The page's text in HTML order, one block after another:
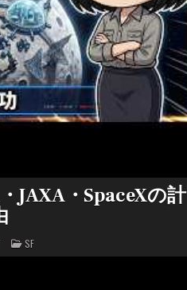
JAXA・SpaceXの計
ON
【2030
POSTED
IN
SF